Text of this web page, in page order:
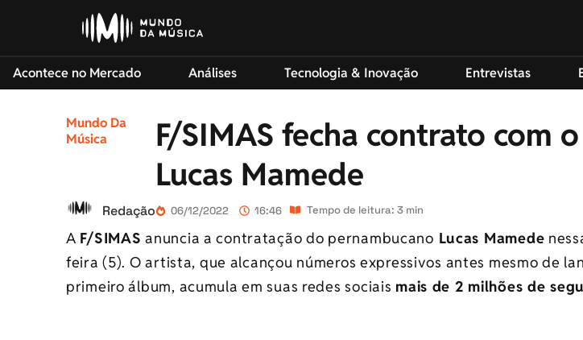
Acontece no Mercado Análises Tecnologia & Inovação Entrevistas
Mundo Da
Música
F/SIMAS fecha contrato com
Lucas Mamede
Redação 06/12/2022 16:46 Tempo de leitura: 3 min
A F/SIMAS anuncia a contratação do pernambucano Lucas Mamede
feira (5). O artista, que alcançou números expressivos antes mesmo de
primeiro álbum, acumula em suas redes sociais mais de 2 milhões de